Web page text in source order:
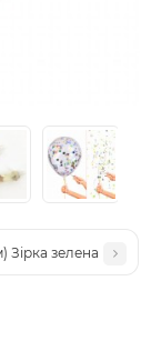
Зірка зелена